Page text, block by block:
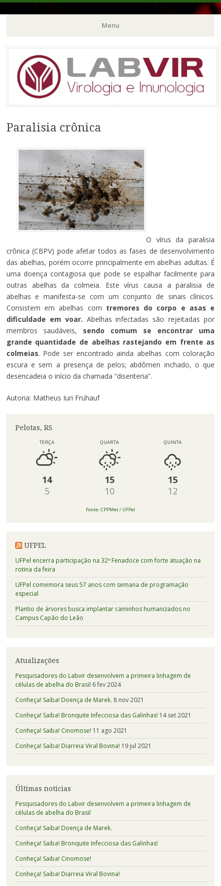
Menu
Pular
para
conteúdo
Paralisia crônica
O vírus da paralisia
crônica (CBPV) pode afetar todos as fases de desenvolvimento
das abelhas, porém ocorre principalmente em abelhas adultas. É
uma doença contagiosa que pode se espalhar facilmente para
outras abelhas da colmeia. Este vírus causa a paralisia de
abelhas e manifesta-se com um conjunto de sinais clínicos.
Consistem em abelhas com tremores do corpo e asas e
dificuldade em voar. Abelhas infectadas são rejeitadas por
membros saudáveis, sendo comum se encontrar uma
grande quantidade de abelhas rastejando em frente as
colmeias. Pode ser encontrado ainda abelhas com coloração
escura e sem a presença de pelos; abdômen inchado, o que
desencadeia o início da chamada “disenteria”.
Autoria: Matheus Iuri Frühauf
Pelotas, RS
TERÇA
14
5
QUARTA
15
10
QUINTA
15
12
Fonte: CPPMet / UFPel
UFPEL
UFPel encerra participação na 32ª Fenadoce com forte atuação na
rotina da feira
UFPel comemora seus 57 anos com semana de programação
especial
Plantio de árvores busca implantar caminhos humanizados no
Campus Capão do Leão
Atualizações
Pesquisadores do Labvir desenvolvem a primeira linhagem de
células de abelha do Brasil 6 fev 2024
Conheça! Saiba! Doença de Marek. 8 nov 2021
Conheça! Saiba! Bronquite Infecciosa das Galinhas! 14 set 2021
Conheça! Saiba! Cinomose! 11 ago 2021
Conheça! Saiba! Diarreia Viral Bovina! 19 jul 2021
Últimas notícias
Pesquisadores do Labvir desenvolvem a primeira linhagem de
células de abelha do Brasil
Conheça! Saiba! Doença de Marek.
Conheça! Saiba! Bronquite Infecciosa das Galinhas!
Conheça! Saiba! Cinomose!
Conheça! Saiba! Diarreia Viral Bovina!